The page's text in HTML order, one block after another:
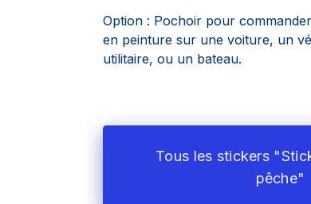
Option : Pochoir pour
en peinture sur une voiture, un
utilitaire, ou un bateau.
Tous les stickers
pêche"